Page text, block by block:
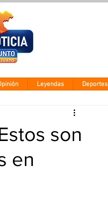
Leyendas Deportes
son
en